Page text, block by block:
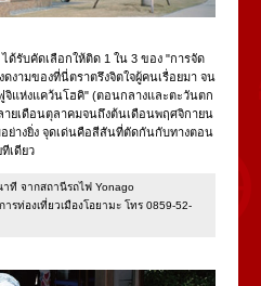
รับคัดเลือกให้ติด 1 ใน 3 ของ "การจัด
งามของที่นี่ตราตรึงจิตใจผู้คนเรื่อยมา จน
แห่งแคว้นโฮคิ" (ตอนกลางและตะวันตก
ยเดือนตุลาคมจนถึงต้นเดือนพฤศจิกายน
ย่างยิ่ง จุดเด่นคือสีสันที่ตัดกันกับทางตอน
เดียว
ที จากสถานีรถไฟ Yonago
รท่องเที่ยวเมืองโอยามะ โทร 0859-52-